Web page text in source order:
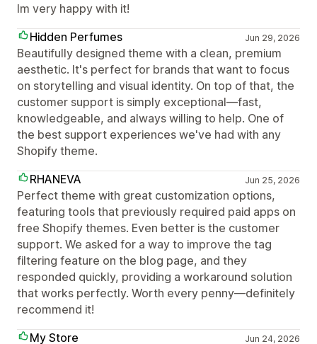
Im very happy with it!
Hidden Perfumes
Jun 29, 2026
Beautifully designed theme with a clean, premium
aesthetic. It's perfect for brands that want to focus
on storytelling and visual identity. On top of that, the
customer support is simply exceptional—fast,
knowledgeable, and always willing to help. One of
the best support experiences we've had with any
Shopify theme.
RHANEVA
Jun 25, 2026
Perfect theme with great customization options,
featuring tools that previously required paid apps on
free Shopify themes. Even better is the customer
support. We asked for a way to improve the tag
filtering feature on the blog page, and they
responded quickly, providing a workaround solution
that works perfectly. Worth every penny—definitely
recommend it!
My Store
Jun 24, 2026